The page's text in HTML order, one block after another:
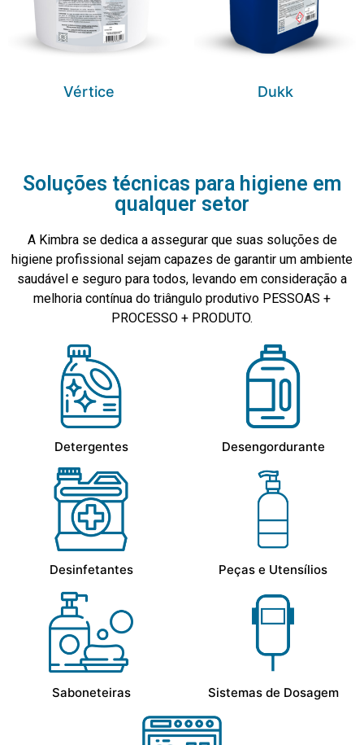
Vértice Dukk
Soluções técnicas para higiene em
qualquer setor
A Kimbra se dedica a assegurar que suas soluções de
higiene profissional sejam capazes de garantir um ambiente
saudável e seguro para todos, levando em consideração a
melhoria contínua do triângulo produtivo PESSOAS +
PROCESSO + PRODUTO.
Detergentes Desengordurante
Desinfetantes Peças e Utensílios
Saboneteiras Sistemas de Dosagem